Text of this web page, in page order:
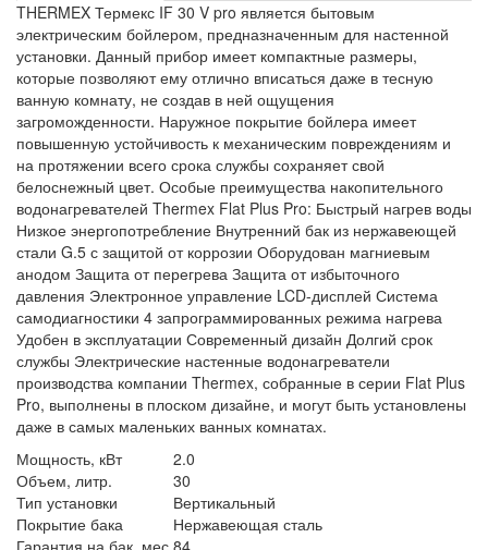
THERMEX Термекс IF 30 V pro является бытовым
электрическим бойлером, предназначенным для настенной
установки. Данный прибор имеет компактные размеры,
которые позволяют ему отлично вписаться даже в тесную
ванную комнату, не создав в ней ощущения
загроможденности. Наружное покрытие бойлера имеет
повышенную устойчивость к механическим повреждениям и
на протяжении всего срока службы сохраняет свой
белоснежный цвет. Особые преимущества накопительного
водонагревателей Thermex Flat Plus Pro: Быстрый нагрев воды
Низкое энергопотребление Внутренний бак из нержавеющей
стали G.5 с защитой от коррозии Оборудован магниевым
анодом Защита от перегрева Защита от избыточного
давления Электронное управление LCD-дисплей Система
самодиагностики 4 запрограммированных режима нагрева
Удобен в эксплуатации Современный дизайн Долгий срок
службы Электрические настенные водонагреватели
производства компании Thermex, собранные в серии Flat Plus
Pro, выполнены в плоском дизайне, и могут быть установлены
даже в самых маленьких ванных комнатах.
Мощность, кВт
2.0
Объем, литр.
30
Тип установки
Вертикальный
Покрытие бака
Нержавеющая сталь